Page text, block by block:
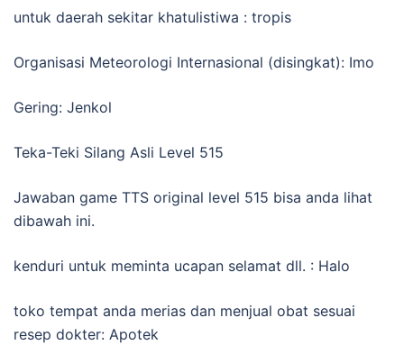
untuk daerah sekitar khatulistiwa : tropis
Organisasi Meteorologi Internasional (disingkat): Imo
Gering: Jenkol
Teka-Teki Silang Asli Level 515
Jawaban game TTS original level 515 bisa anda lihat
dibawah ini.
kenduri untuk meminta ucapan selamat dll. : Halo
toko tempat anda merias dan menjual obat sesuai
resep dokter: Apotek